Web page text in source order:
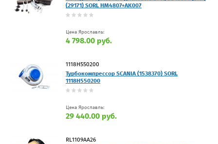
(29171) SORL HM4807+AK007
Цена Ярославль:
4 798.00 руб.
1118H550200
Турбокомпрессор SCANIA (1538370) SORL
1118H550200
Цена Ярославль:
29 440.00 руб.
RL1109AA26